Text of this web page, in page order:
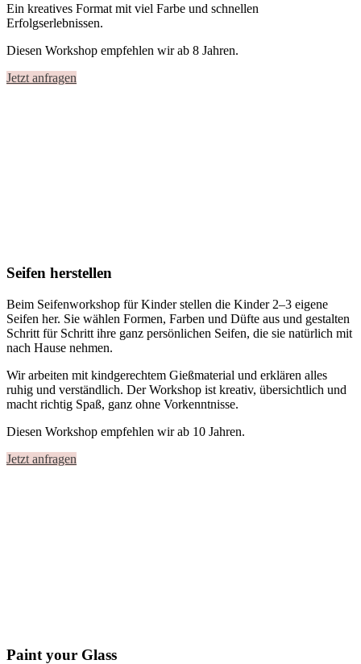
Ein kreatives Format mit viel Farbe und schnellen
Erfolgserlebnissen.
Diesen Workshop empfehlen wir ab 8 Jahren.
Jetzt anfragen
Seifen herstellen
Beim Seifenworkshop für Kinderstellen die Kinder 2–3 eigene
Seifen her. Sie wählen Formen, Farben und Düfte aus und gestalten
Schritt für Schritt ihre ganz persönlichen Seifen, die sie natürlich mit
nach Hause nehmen.
Wir arbeiten mit kindgerechtem Gießmaterial und erklären alles
ruhig und verständlich. Der Workshop ist kreativ, übersichtlich und
macht richtig Spaß, ganz ohne Vorkenntnisse.
Diesen Workshop empfehlen wir ab 10 Jahren.
Jetzt anfragen
Paint your Glass